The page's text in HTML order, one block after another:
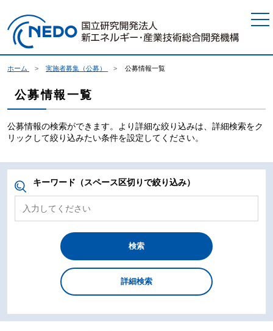
ホーム 実施者募集（公募） 公募情報一覧
公募情報一覧
公募情報の検索ができます。より詳細な絞り込みは、詳細検索をク
リックして絞り込みたい条件を設定してください。
キーワード（スペース区切りで絞り込み）